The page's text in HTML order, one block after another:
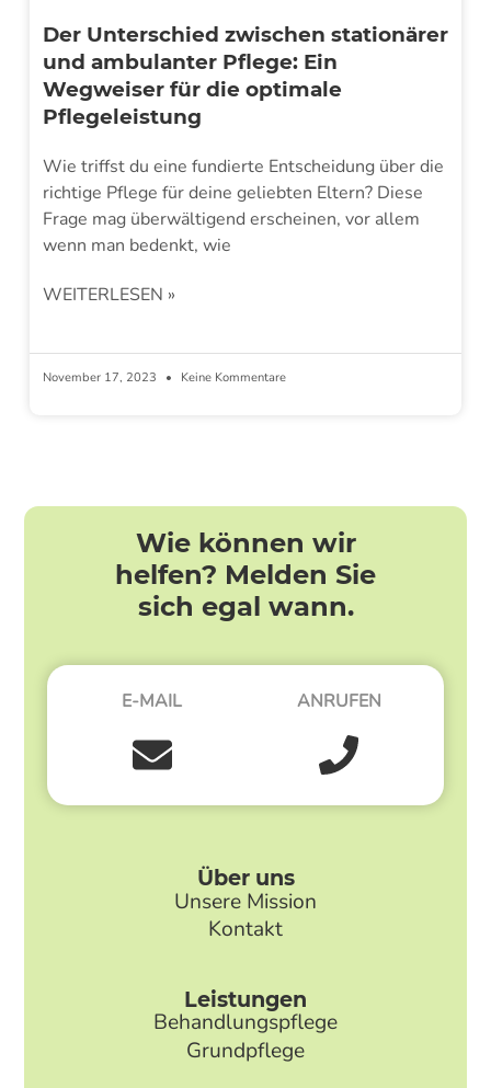
Der Unterschied zwischen stationärer
und ambulanter Pflege: Ein
Wegweiser für die optimale
Pflegeleistung
Wie triffst du eine fundierte Entscheidung über die
richtige Pflege für deine geliebten Eltern? Diese
Frage mag überwältigend erscheinen, vor allem
wenn man bedenkt, wie
WEITERLESEN »
November 17, 2023 Keine Kommentare
Wie können wir
helfen? Melden Sie
sich egal wann.
E-MAIL ANRUFEN
Über uns
Unsere Mission
Kontakt
Leistungen
Behandlungspflege
Grundpflege